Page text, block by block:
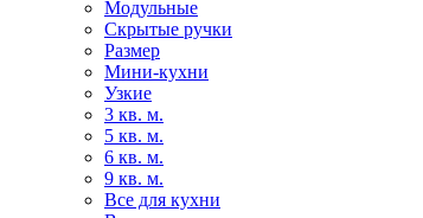
Модульные
Скрытые ручки
Размер
Мини-кухни
Узкие
3 кв. м.
5 кв. м.
6 кв. м.
9 кв. м.
Все для кухни